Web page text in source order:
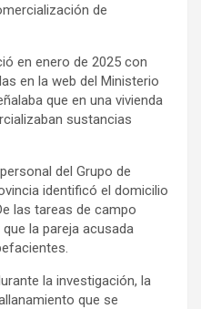
de
en enero de 2025 con
en la web del Ministerio
que en una vivienda
sustancias
del Grupo de
identificó el domicilio
las tareas de campo
la pareja acusada
la investigación, la
que se